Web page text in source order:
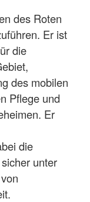
des Roten
Er ist
die
des mobilen
Pflege und
Er
die
unter